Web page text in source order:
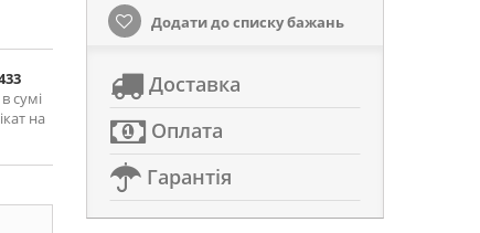
сумі
на
Додати до списку бажань
Доставка
Оплата
Гарантія